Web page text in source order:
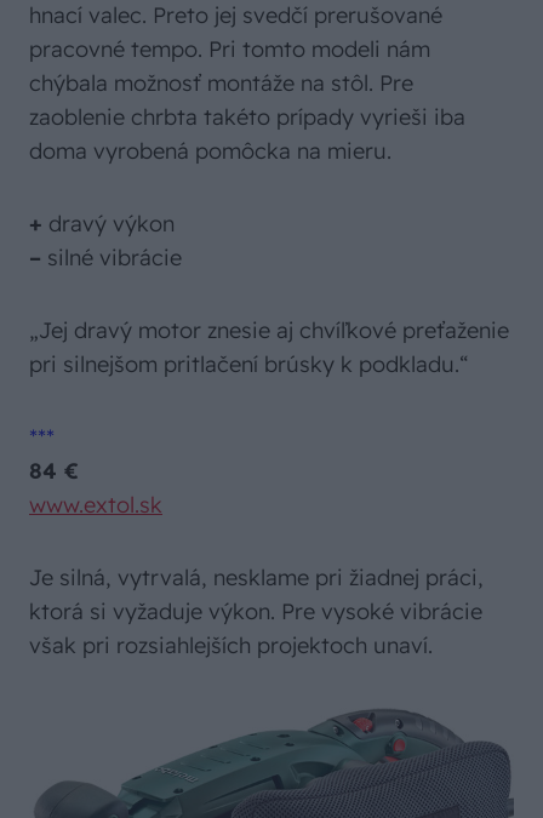
hnací valec. Preto jej svedčí prerušované
pracovné tempo. Pri tomto modeli nám
chýbala možnosť montáže na stôl. Pre
zaoblenie chrbta takéto prípady vyrieši iba
doma vyrobená pomôcka na mieru.
+ dravý výkon
– silné vibrácie
„Jej dravý motor znesie aj chvíľkové preťaženie
pri silnejšom pritlačení brúsky k podkladu.“
***
84 €
www.extol.sk
Je silná, vytrvalá, nesklame pri žiadnej práci,
ktorá si vyžaduje výkon. Pre vysoké vibrácie
však pri rozsiahlejších projektoch unaví.